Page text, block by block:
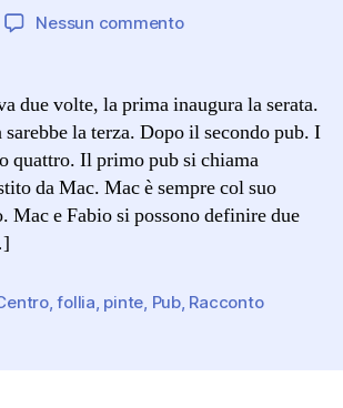
Nessun commentosu
PUB
due volte, la prima inaugura la serata.
la terza. Dopo il secondo pub. I
quattro. Il primo pub si chiama
da Mac. Mac è sempre col suo
Mac e Fabio si possono definire due
,follia pinte Pub, Racconto